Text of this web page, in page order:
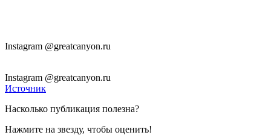
Instagram @greatcanyon.ru
Instagram @greatcanyon.ru
Источник
Насколько публикация полезна?
Нажмите на звезду, чтобы оценить!